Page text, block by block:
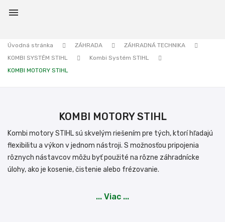

Úvodná stránka ZÁHRADA
ZÁHRADNÁ TECHNIKA
KOMBI SYSTÉM STIHL
Kombi Systém STIHL
KOMBI MOTORY STIHL
KOMBI MOTORY STIHL
Kombi motory STIHL sú skvelým riešením pre tých, ktorí hľadajú
flexibilitu a výkon v jednom nástroji. S možnosťou pripojenia
rôznych nástavcov môžu byť použité na rôzne záhradnícke
úlohy, ako je kosenie, čistenie alebo frézovanie.
... Viac ...